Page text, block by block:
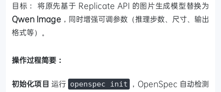
目标： 将原先基于 Replicate API 的图片生成模型替换为
Qwen Image ，同时增强可调参数（推理步数、尺寸、输出
格式等）。
操作过程简要：
初始化项目 运行 openspec init
，OpenSpec 自动检测